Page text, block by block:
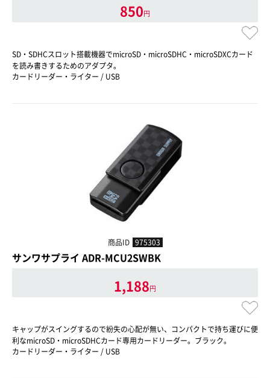
850円
SD・SDHCスロット搭載機器でmicroSD・microSDHC・microSDXCカード
を読み書きするためのアダプタ。
カードリーダー・ライター / USB
商品ID 975303
サンワサプライ ADR-MCU2SWBK
1,188円
キャップがスイングするので紛失の心配が無い、コンパクトで持ち運びに便
利なmicroSD・microSDHCカード専用カードリーダー。ブラック。
カードリーダー・ライター / USB